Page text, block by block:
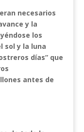
necesarios
y la
los
sol y la luna
días” que
antes de